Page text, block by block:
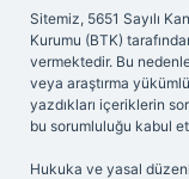
Sitemiz, 5651 Sayılı
Kurumu (BTK)
vermektedir. Bu
veya araştırma
yazdıkları içeriklerin
bu sorumluluğu kabul
Hukuka ve yasal